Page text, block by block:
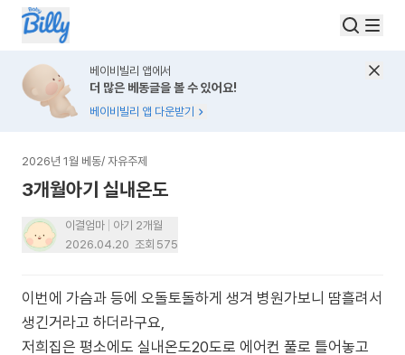
베이비빌리 앱에서
더 많은 베동글을 볼 수 있어요!
베이비빌리 앱 다운받기
2026년 1월 베동/ 자유주제
3개월아기 실내온도
이결엄마
아기 2개월
2026.04.20 조회 575
이번에 가슴과 등에 오돌토돌하게 생겨 병원가보니 땀흘려서
생긴거라고 하더라구요,
저희집은 평소에도 실내온도20도로 에어컨 풀로 틀어놓고